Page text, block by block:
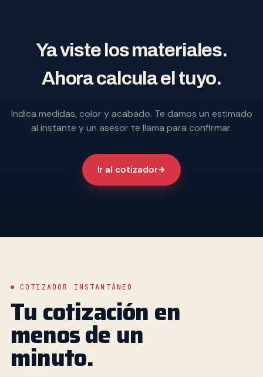
Ya viste los materiales.
Ahora calcula el tuyo.
Indica medidas, color y acabado. Te damos un estimado
al instante y un asesor te llama para confirmar.
Ir al cotizador
COTIZADOR INSTANTÁNEO
Tu cotización en
menos de un
minuto.